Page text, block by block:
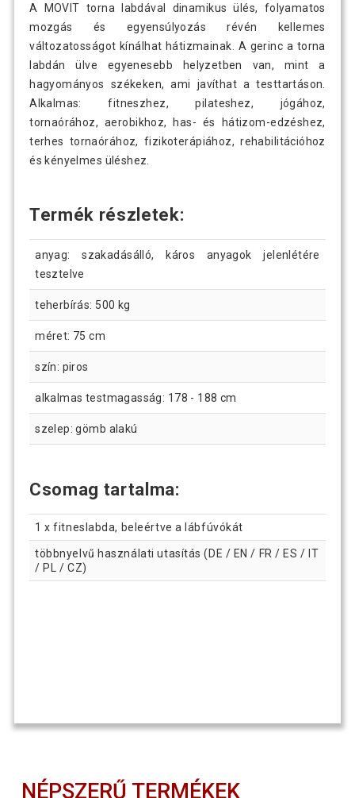
A MOVIT torna labdával dinamikus ülés, folyamatos
mozgás és egyensúlyozás révén kellemes
változatosságot kínálhat hátizmainak. A gerinc a torna
labdán ülve egyenesebb helyzetben van, mint a
hagyományos székeken, ami javíthat a testtartáson.
Alkalmas: fitneszhez, pilateshez, jógához,
tornaórához, aerobikhoz, has- és hátizom-edzéshez,
terhes tornaórához, fizikoterápiához, rehabilitációhoz
és kényelmes üléshez.
Termék részletek:
anyag: szakadásálló, káros anyagok jelenlétére
tesztelve
teherbírás: 500 kg
méret: 75 cm
szín: piros
alkalmas testmagasság: 178 - 188 cm
szelep: gömb alakú
Csomag tartalma:
1 x fitneslabda, beleértve a lábfúvókát
többnyelvű használati utasítás (DE / EN / FR / ES / IT
/ PL / CZ)
NÉPSZERŰ TERMÉKEK